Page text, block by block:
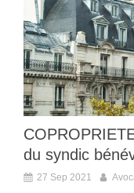
du syndic
27 Sep 2021